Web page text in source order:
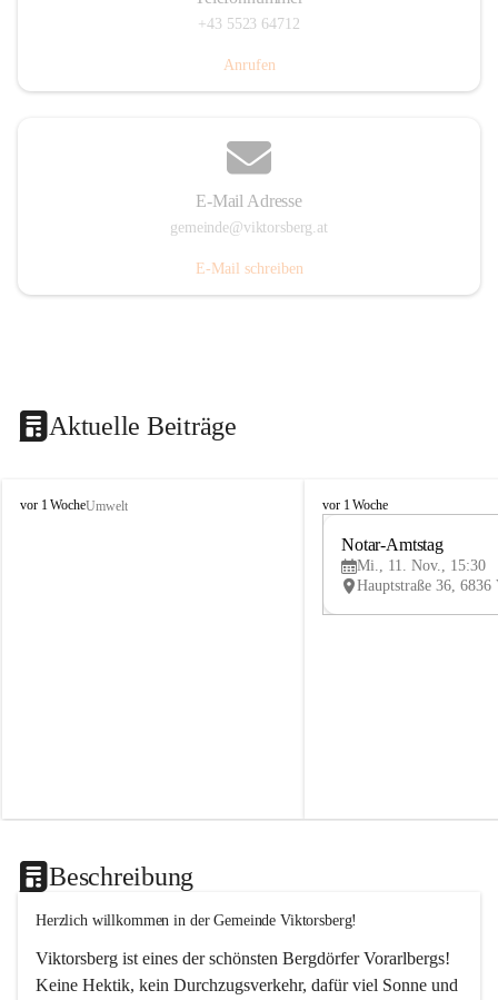
+43 5523 64712
Anrufen
E-Mail Adresse
gemeinde@viktorsberg.at
E-Mail schreiben
Aktuelle Beiträge
V
vor 1 WocheUmwelt
V
vor 1 Woche
Notar-Amtstag
Mi., 11. Nov., 15:30
Beschreibung
Herzlich willkommen in der Gemeinde Viktorsberg!
Viktorsberg ist eines der schönsten Bergdörfer Vorarlbergs!
Keine Hektik, kein Durchzugsverkehr, dafür viel Sonne und